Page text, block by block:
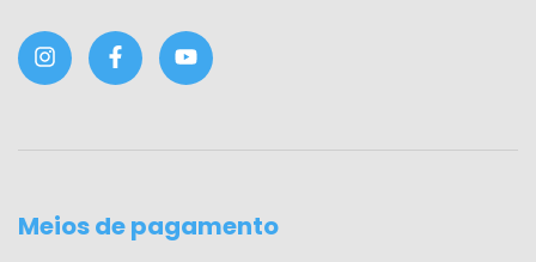
Meios de pagamento